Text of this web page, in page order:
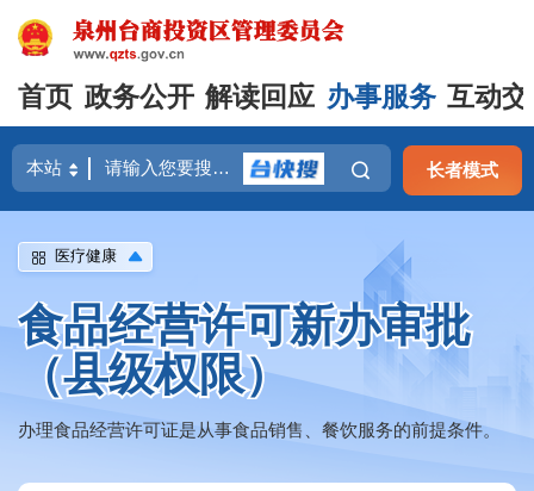
首页 政务公开 解读回应 办事服务 互动
长者模式
医疗健康
食品经营许可新办审批
（县级权限）
办理食品经营许可证是从事食品销售、餐饮服务的前提条件。